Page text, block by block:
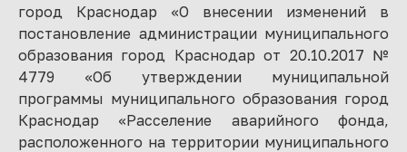
город Краснодар «О внесении изменений в
постановление администрации муниципального
образования город Краснодар от 20.10.2017 №
4779 «Об утверждении муниципальной
программы муниципального образования город
Краснодар «Расселение аварийного фонда,
расположенного на территории муниципального